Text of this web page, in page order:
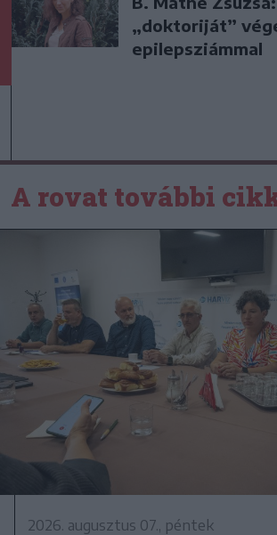
„doktoriját”
epilepsziámmal
A rovat további
2026. augusztus 07., péntek